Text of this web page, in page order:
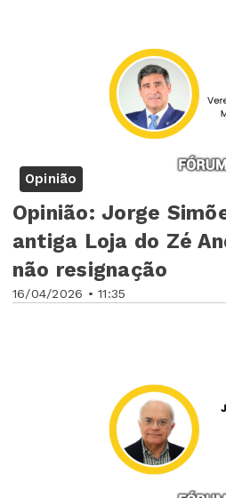
Opinião
16/04/2026 • 11:35
Opinião: Jorge
antiga Loja do Zé
não resignação